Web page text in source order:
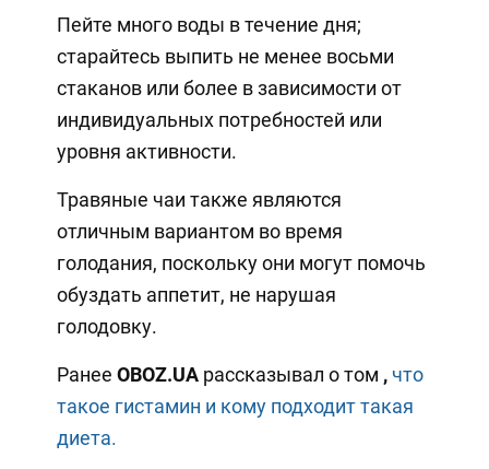
Пейте много воды в течение дня;
старайтесь выпить не менее восьми
стаканов или более в зависимости от
индивидуальных потребностей или
уровня активности.
Травяные чаи также являются
отличным вариантом во время
голодания, поскольку они могут помочь
обуздать аппетит, не нарушая
голодовку.
Ранее OBOZ.UAрассказывал о том , что
такое гистамин и кому подходит такая
диета.